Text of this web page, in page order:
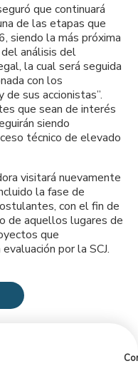
que continuará
de las etapas que
siendo la más próxima
análisis del
la cual será seguida
con los
sus accionistas”.
que sean de interés
siendo
técnico de elevado
visitará nuevamente
la fase de
con el fin de
de aquellos lugares de
que
por la SCJ.